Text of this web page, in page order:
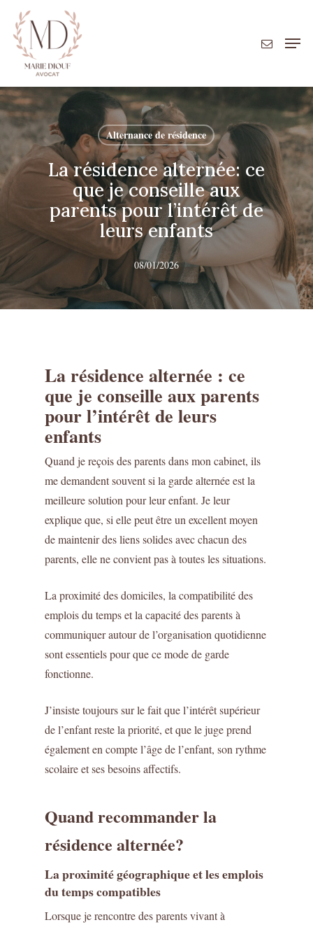
main
content
Menu
Alternance de résidence
La résidence alternée: ce
que je conseille aux
parents pour l’intérêt de
leurs enfants
08/01/2026
La résidence alternée : ce
que je conseille aux parents
pour l’intérêt de leurs
enfants
Quand je reçois des parents dans mon cabinet, ils
me demandent souvent si la garde alternée est la
meilleure solution pour leur enfant. Je leur
explique que, si elle peut être un excellent moyen
de maintenir des liens solides avec chacun des
parents, elle ne convient pas à toutes les situations.
La proximité des domiciles, la compatibilité des
emplois du temps et la capacité des parents à
communiquer autour de l’organisation quotidienne
sont essentiels pour que ce mode de garde
fonctionne.
J’insiste toujours sur le fait que l’intérêt supérieur
de l’enfant reste la priorité, et que le juge prend
également en compte l’âge de l’enfant, son rythme
scolaire et ses besoins affectifs.
Quand recommander la
résidence alternée?
La proximité géographique et les emplois
du temps compatibles
Lorsque je rencontre des parents vivant à
Close